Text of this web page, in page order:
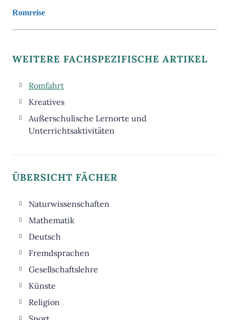
Romreise
WEITERE FACHSPEZIFISCHE ARTIKEL
Romfahrt
Kreatives
Außerschulische Lernorte und
Unterrichtsaktivitäten
ÜBERSICHT FÄCHER
Naturwissenschaften
Biologie
Chemie
Physik
Informatik
WPU-Nawi
Mathematik
Deutsch
Fremdsprachen
Englisch
Französisch
Latein
Gesellschaftslehre
Erdkunde
Ethik
Geschichte
Künste
Musik
Kunst
Religion